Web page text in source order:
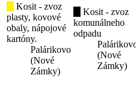
Kosit - zvoz
plasty, kovové
obaly, nápojové
kartóny.
Palárikovo
(Nové
Zámky)
Kosit - zvoz
komunálneho
odpadu
(Nové
Zámky)